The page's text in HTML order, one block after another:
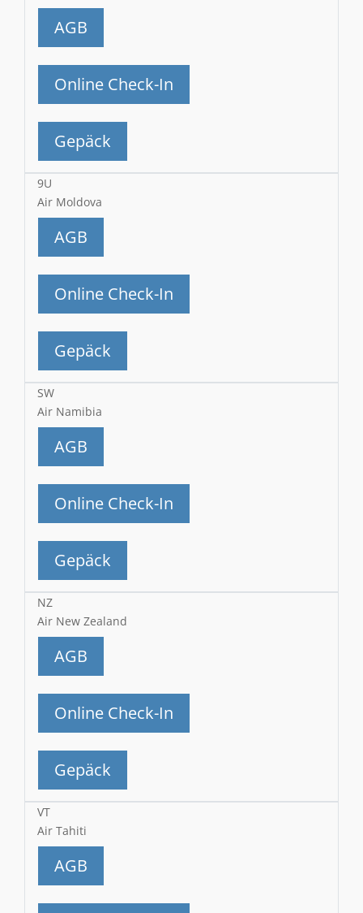
AGB
Online Check-In
Gepäck
9U
Air Moldova
AGB
Online Check-In
Gepäck
SW
Air Namibia
AGB
Online Check-In
Gepäck
NZ
Air New Zealand
AGB
Online Check-In
Gepäck
VT
Air Tahiti
AGB